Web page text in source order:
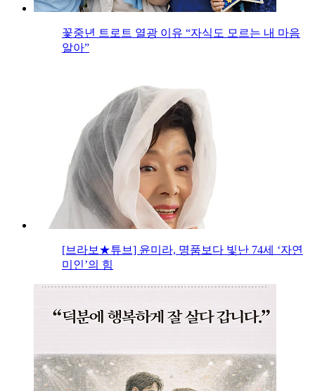
꽃중년 트로트 열광 이유 “자식도 모르는 내 마음
알아”
[브라보★튜브] 윤미라, 명품보다 빛난 74세 ‘자연
미인’의 힘